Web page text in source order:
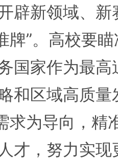
辟新领域、新
牌”。高校要
国家作为最
和区域高质
求为导向，精
才，努力实